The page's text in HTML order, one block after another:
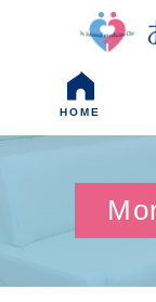
HOME